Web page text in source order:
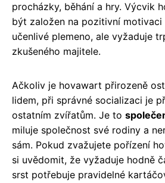
procházky, běhání a hry. Výcvik
být založen na pozitivní motivaci
učenlivé plemeno, ale vyžaduje
zkušeného majitele.
Ačkoliv je hovawart přirozeně
lidem, při správné socializaci je
ostatním zvířatům. Je to
miluje společnost své rodiny a
sám. Pokud zvažujete pořízení
si uvědomit, že vyžaduje hodně
srst potřebuje pravidelné